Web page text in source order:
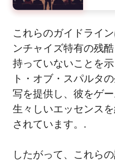
これらのガイドライ
ンチャイズ特有の残
持っていないことを
ト・オブ・スパルタ
写を提供し、彼をゲ
生々しいエッセンス
されています。.
したがって、これら